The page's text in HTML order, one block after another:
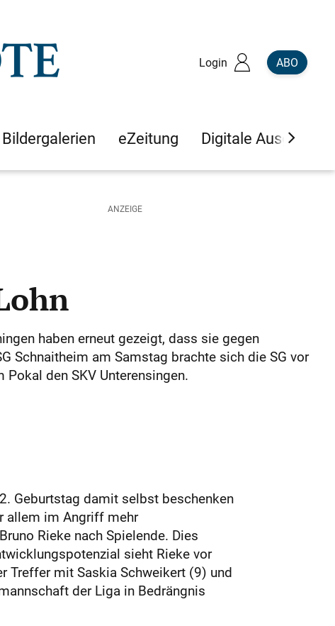
Login ABO
Bildergalerien eZeitung Digitale Ausgaben
haben erneut gezeigt, dass sie gegen
Schnaitheim am Samstag brachte sich die SG vor
den SKV Unterensingen.
Geburtstag damit selbst beschenken
allem im Angriff mehr
Rieke nach Spielende. Dies
sieht Rieke vor
Treffer mit Saskia Schweikert (9) und
der Liga in Bedrängnis